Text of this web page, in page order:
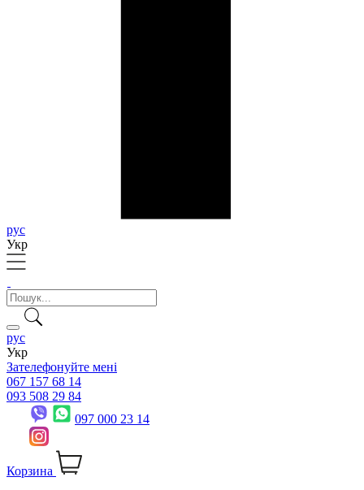
рус
Укр
рус
Укр
Зателефонуйте мені
067 157 68 14
093 508 29 84
097 000 23 14
Корзина